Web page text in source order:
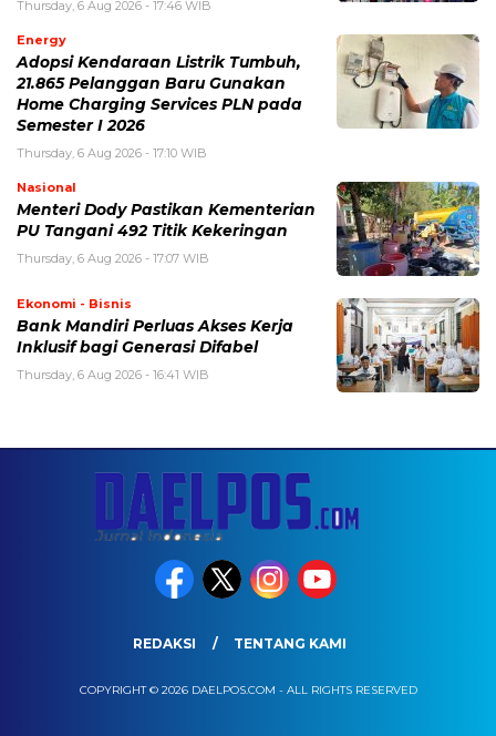
Thursday, 6 Aug 2026 - 17:46 WIB
Energy
Adopsi Kendaraan Listrik Tumbuh,
21.865 Pelanggan Baru Gunakan
Home Charging Services PLN pada
Semester I 2026
Thursday, 6 Aug 2026 - 17:10 WIB
Nasional
Menteri Dody Pastikan Kementerian
PU Tangani 492 Titik Kekeringan
Thursday, 6 Aug 2026 - 17:07 WIB
Ekonomi - Bisnis
Bank Mandiri Perluas Akses Kerja
Inklusif bagi Generasi Difabel
Thursday, 6 Aug 2026 - 16:41 WIB
REDAKSI TENTANG KAMI
COPYRIGHT © 2026 DAELPOS.COM - ALL RIGHTS RESERVED